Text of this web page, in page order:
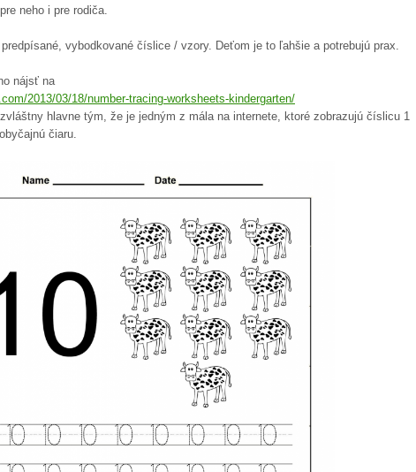
neho i pre rodiča.
vybodkované číslice / vzory. Deťom je to ľahšie a potrebujú prax.
nájsť na
2013/03/18/number-tracing-worksheets-kindergarten/
hlavne tým, že je jedným z mála na internete, ktoré zobrazujú číslicu 1
čiaru.